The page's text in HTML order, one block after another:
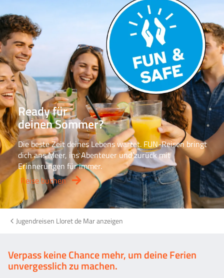
Ready für
deinen Sommer?
Die beste Zeit deines Lebens wartet. FUN-Reisen bringt
dich ans Meer, ins Abenteuer und zurück mit
Erinnerungen für immer.
Reise buchen
Jugendreisen Lloret de Mar anzeigen
Verpass keine Chance mehr, um deine Ferien
unvergesslich zu machen.